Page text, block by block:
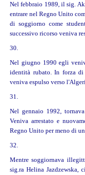
Nel febbraio 1989, il sig.
entrare nel Regno Unito
di soggiorno come
successivo ricorso veniva
30.
Nel giugno 1990 egli
identità rubato. In forza
veniva espulso verso
31.
Nel gennaio 1992,
Veniva arrestato e
Regno Unito per meno di
32.
Mentre soggiornava
sig.ra Helina Jazdzewska,